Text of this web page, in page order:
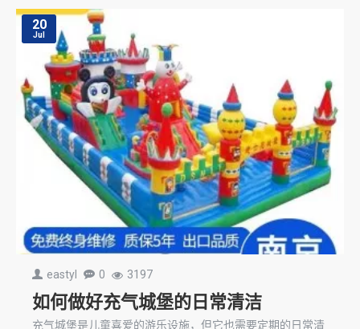
20
Jul
eastyl 0 3197
如何做好充气城堡的日常清洁
充气城堡是儿童喜爱的游乐设施，但它也需要定期的日常清